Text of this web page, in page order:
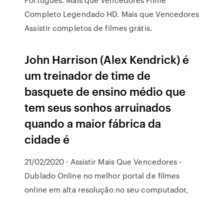
Completo Legendado HD. Mais que Vencedores
Assistir completos de filmes grátis.
John Harrison (Alex Kendrick) é
um treinador de time de
basquete de ensino médio que
tem seus sonhos arruinados
quando a maior fábrica da
cidade é
21/02/2020 · Assistir Mais Que Vencedores -
Dublado Online no melhor portal de filmes
online em alta resolução no seu computador,